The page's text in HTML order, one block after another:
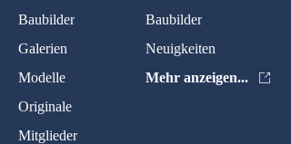
Baubilder
Baubilder
Galerien
Neuigkeiten
Modelle
Mehr anzeigen...
Originale
Mitglieder